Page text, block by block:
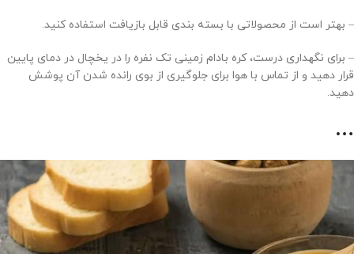
– بهتر است از محصولاتی با بسته بندی قابل بازیافت استفاده کنید.
– برای نگهداری درست، کره بادام زمینی تک نفره را در یخچال در دمای پایین
قرار دهید و از تماس با هوا برای جلوگیری از بوی رانده شدن آن پوشش
دهید.
…